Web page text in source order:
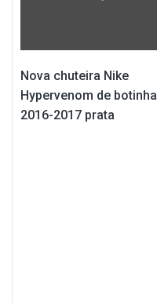
Nova chuteira Nike
Hypervenom de botinha
2016-2017 prata